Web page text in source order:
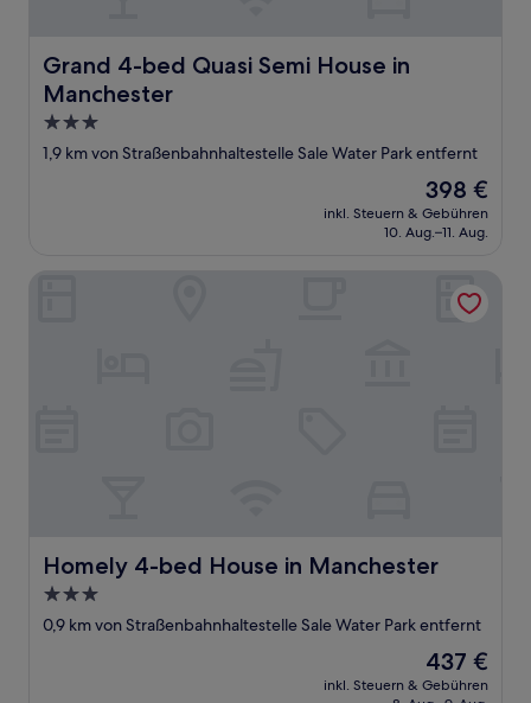
Grand 4-bed Quasi Semi House in
Manchester
Grand 4-bed Quasi Semi House in Manchester
3.0-
Sterne-
1,9 km von Straßenbahnhaltestelle Sale Water Park entfernt
Der
Preis
beträgt
398 €
inkl. Steuern & Gebühren
10. Aug.–11. Aug.
Homely 4-bed House in Manchester
Homely 4-bed House in Manchester
3.0-
Sterne-
0,9 km von Straßenbahnhaltestelle Sale Water Park entfernt
Der
Preis
437 €
inkl. Steuern & Gebühren